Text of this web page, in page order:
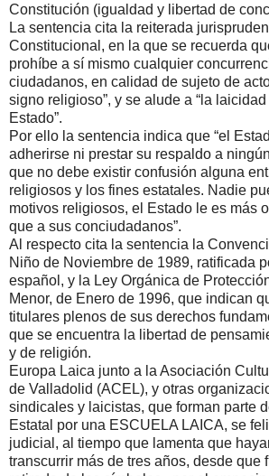
Constitución (igualdad y libertad de
La sentencia cita la reiterada
Constitucional, en la que se recuerda
prohíbe a sí mismo cualquier
ciudadanos, en calidad de sujeto de
signo religioso”, y se alude a “la
Estado”.
Por ello la sentencia indica que “el
adherirse ni prestar su respaldo a
que no debe existir confusión alguna
religiosos y los fines estatales. Nadie
motivos religiosos, el Estado le es más
que a sus conciudadanos”.
Al respecto cita la sentencia la
Niño de Noviembre de 1989, ratificada
español, y la Ley Orgánica de
Menor, de Enero de 1996, que indican
titulares plenos de sus derechos
que se encuentra la libertad de
y de religión.
Europa Laica junto a la Asociación
de Valladolid (ACEL), y otras
sindicales y laicistas, que forman parte
Estatal por una ESCUELA LAICA, se
judicial, al tiempo que lamenta que
transcurrir más de tres años, desde que